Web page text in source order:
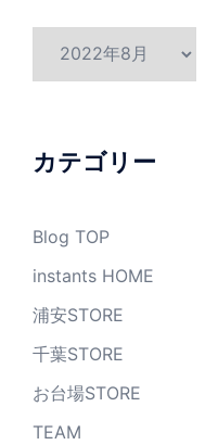
ブ
カテゴリー
Blog TOP
instants HOME
浦安STORE
千葉STORE
お台場STORE
TEAM